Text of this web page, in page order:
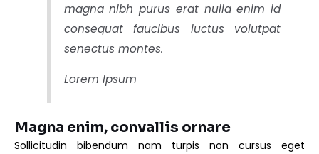
magna nibh purus erat nulla enim id
consequat faucibus luctus volutpat
senectus montes.
Lorem Ipsum
Magna enim, convallis ornare
Sollicitudin bibendum nam turpis non cursus eget